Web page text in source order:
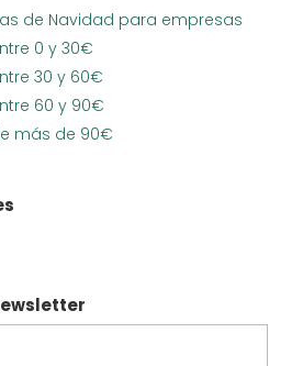
de Navidad para empresas
0 y 30€
30 y 60€
60 y 90€
más de 90€